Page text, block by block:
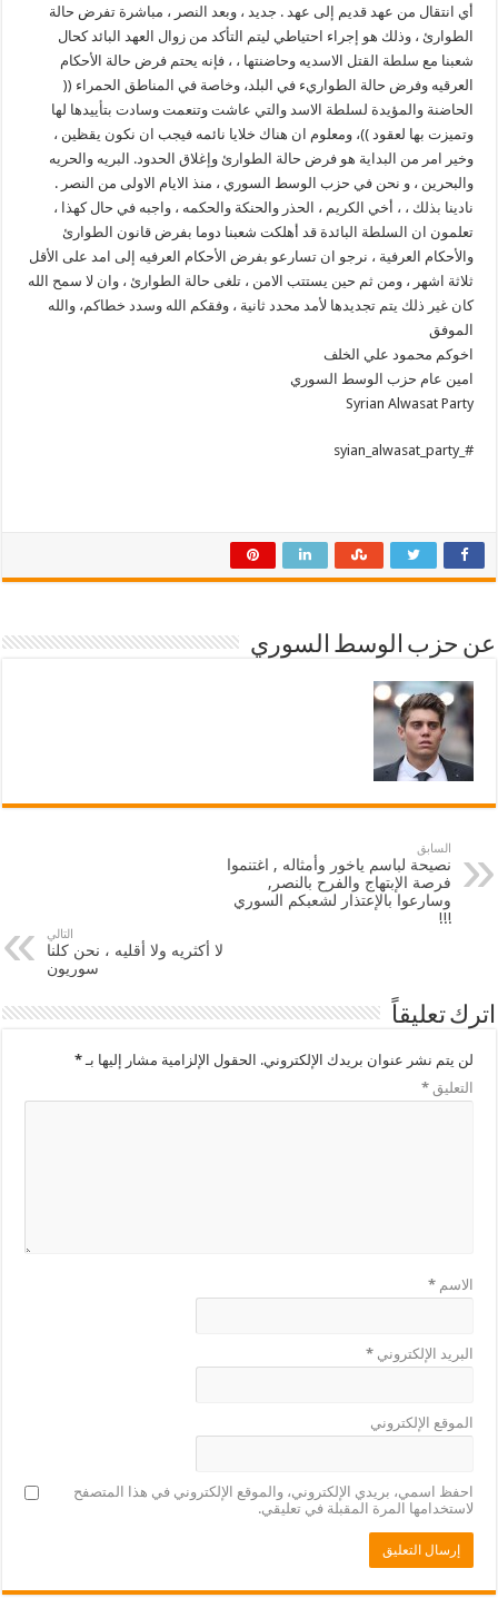
أي انتقال من عهد قديم إلى عهد . جديد ، وبعد النصر ، مباشرة تفرض حالة
الطوارئ ، وذلك هو إجراء احتياطي ليتم التأكد من زوال العهد البائد كحال
شعبنا مع سلطة القتل الاسديه وحاضنتها ، ، فإنه يحتم فرض حالة الأحكام
العرقيه وفرض حالة الطواريء في البلد، وخاصة في المناطق الحمراء ((
الحاضنة والمؤيدة لسلطة الاسد والتي عاشت وتنعمت وسادت بتأييدها لها
وتميزت بها لعقود ))، ومعلوم ان هناك خلايا نائمه فيجب ان نكون يقظين ،
وخير امر من البداية هو فرض حالة الطوارئ وإغلاق الحدود. البريه والحريه
والبحرين ، و نحن في حزب الوسط السوري ، منذ الايام الاولى من النصر .
نادينا بذلك ، ، أخي الكريم ، الحذر والحنكة والحكمه ، واجبه في حال كهذا ،
تعلمون ان السلطة البائدة قد أهلكت شعبنا دوما بفرض قانون الطوارئ
والأحكام العرفية ، نرجو ان تسارعو بفرض الأحكام العرفيه إلى امد على الأقل
ثلاثة اشهر ، ومن ثم حين يستتب الامن ، تلغى حالة الطوارئ ، وان لا سمح الله
كان غير ذلك يتم تجديدها لأمد محدد ثانية ، وفقكم الله وسدد خطاكم، والله
الموفق
اخوكم محمود علي الخلف
امين عام حزب الوسط السوري
Syrian Alwasat Party
#_syian_alwasat_party
عن حزب الوسط السوري
السابق
نصيحة لباسم ياخور وأمثاله , اغتنموا
فرصة الإبتهاج والفرح بالنصر,
وسارعوا بالإعتذار لشعبكم السوري
!!!
التالي
لا أكثريه ولا أقليه ، نحن كلنا
سوريون
اترك تعليقاً
لن يتم نشر عنوان بريدك الإلكتروني. الحقول الإلزامية مشار إليها بـ*
التعليق*
الاسم*
البريد الإلكتروني*
الموقع الإلكتروني
احفظ اسمي، بريدي الإلكتروني، والموقع الإلكتروني في هذا المتصفح
لاستخدامها المرة المقبلة في تعليقي.